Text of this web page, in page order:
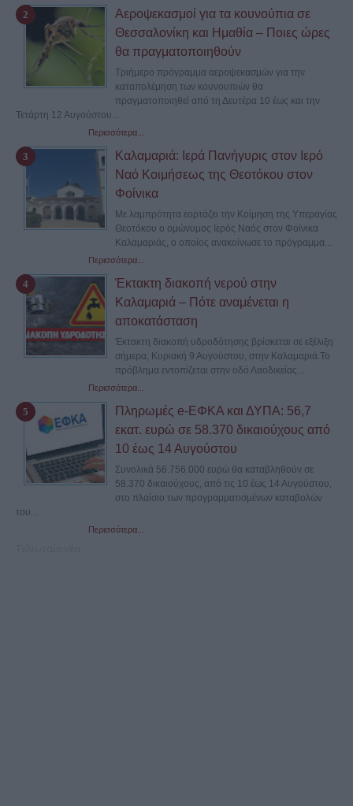
Αεροψεκασμοί για τα κουνούπια σε
Θεσσαλονίκη και Ημαθία – Ποιες ώρες
θα πραγματοποιηθούν
Τριήμερο πρόγραμμα αεροψεκασμών για την
καταπολέμηση των κουνουπιών θα
πραγματοποιηθεί από τη Δευτέρα 10 έως και την
Τετάρτη 12 Αυγούστου...
Περισσότερα...
Καλαμαριά: Ιερά Πανήγυρις στον Ιερό
Ναό Κοιμήσεως της Θεοτόκου στον
Φοίνικα
Με λαμπρότητα εορτάζει την Κοίμηση της Υπεραγίας
Θεοτόκου ο ομώνυμος Ιερός Ναός στον Φοίνικα
Καλαμαριάς, ο οποίος ανακοίνωσε το πρόγραμμα...
Περισσότερα...
Έκτακτη διακοπή νερού στην
Καλαμαριά – Πότε αναμένεται η
αποκατάσταση
Έκτακτη διακοπή υδροδότησης βρίσκεται σε εξέλιξη
σήμερα, Κυριακή 9 Αυγούστου, στην Καλαμαριά.Το
πρόβλημα εντοπίζεται στην οδό Λαοδικείας...
Περισσότερα...
Πληρωμές e-ΕΦΚΑ και ΔΥΠΑ: 56,7
εκατ. ευρώ σε 58.370 δικαιούχους από
10 έως 14 Αυγούστου
Συνολικά 56.756.000 ευρώ θα καταβληθούν σε
58.370 δικαιούχους, από τις 10 έως 14 Αυγούστου,
στο πλαίσιο των προγραμματισμένων καταβολών
του...
Περισσότερα...